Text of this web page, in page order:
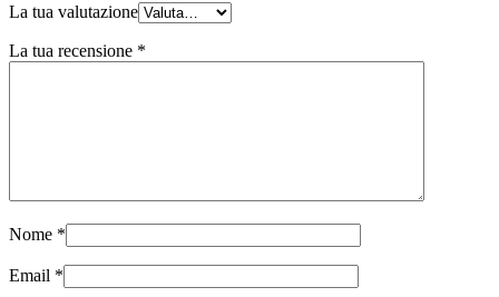
La tua valutazione
La tua recensione *
Nome *
Email *